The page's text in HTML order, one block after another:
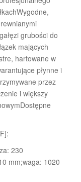
grubości do
mających
hartowane w
płynne i
przez
i większy
230
mm;waga: 1020